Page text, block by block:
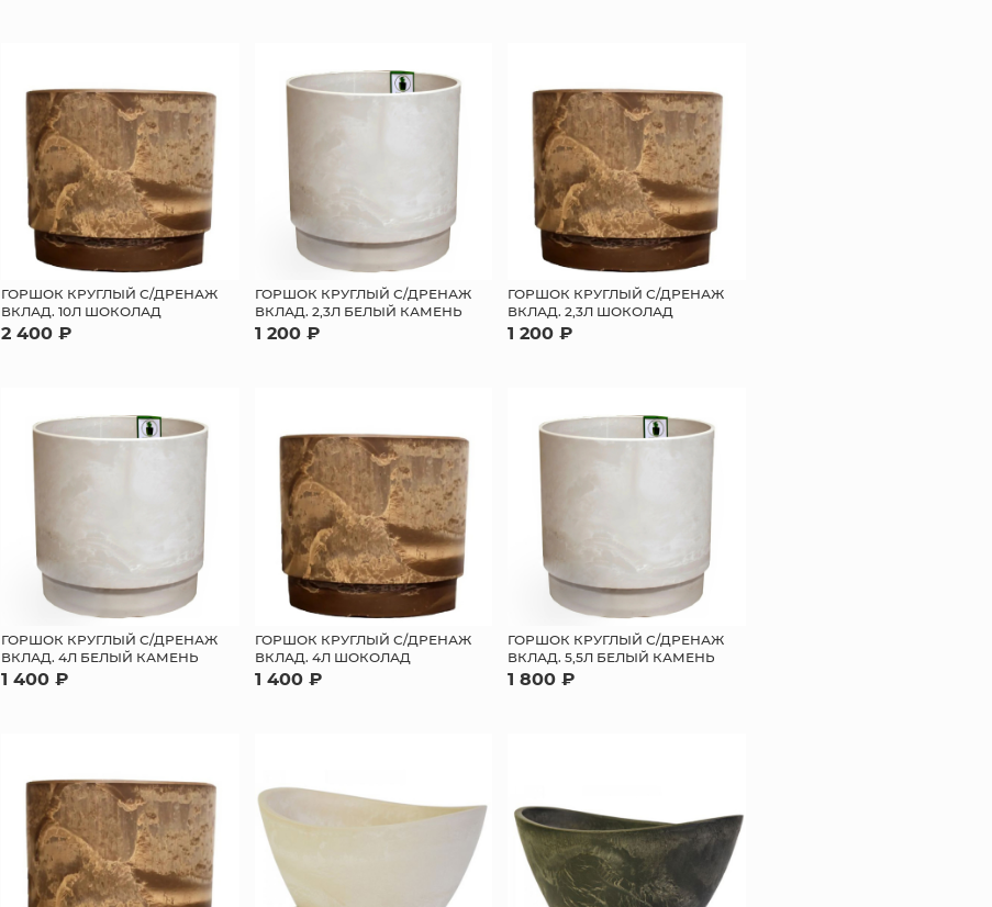
ГОРШОК КРУГЛЫЙ С/ДРЕНАЖ
ВКЛАД. 10Л ШОКОЛАД
2 400 ₽
ГОРШОК КРУГЛЫЙ С/ДРЕНАЖ
ВКЛАД. 2,3Л БЕЛЫЙ КАМЕНЬ
1 200 ₽
ГОРШОК КРУГЛЫЙ С/ДРЕНАЖ
ВКЛАД. 2,3Л ШОКОЛАД
1 200 ₽
ГОРШОК КРУГЛЫЙ С/ДРЕНАЖ
ВКЛАД. 4Л БЕЛЫЙ КАМЕНЬ
1 400 ₽
ГОРШОК КРУГЛЫЙ С/ДРЕНАЖ
ВКЛАД. 4Л ШОКОЛАД
1 400 ₽
ГОРШОК КРУГЛЫЙ С/ДРЕНАЖ
ВКЛАД. 5,5Л БЕЛЫЙ КАМЕНЬ
1 800 ₽